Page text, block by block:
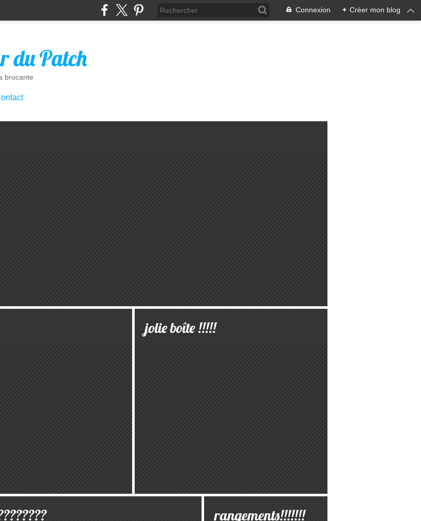
Connexion + Créer mon blog
du Patch
brocante
jolie boîte !!!!!
rangements!!!!!!!